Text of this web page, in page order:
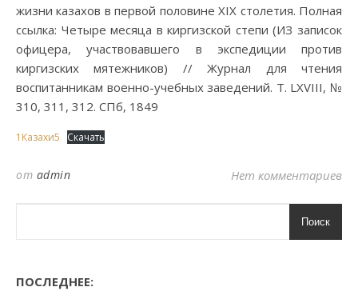
жизни казахов в первой половине XIX столетия. Полная
ссылка: Четыре месяца в киргизской степи (ИЗ записок
офицера, участвовавшего в экспедиции против
киргизских мятежников) // Журнал для чтения
воспитанникам военно-учебных заведений. Т. LXVIII, №
310, 311, 312. СПб, 1849
1Казахи5 Скачать
от admin Нет комментариев
Поиск
ПОСЛЕДНЕЕ: